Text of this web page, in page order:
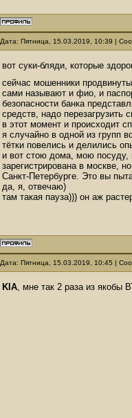
Дата: Пятница, 15.03.2019, 10:39 |
вот суки-бляди, которые
сейчас мошенники
сами называют и фио, и
безопасности банка
средств, надо перезагрузить
в этот момент и происходит
я случайно в одной из групп
тётки повелись и делились
и вот стою дома, мою посуду,
зарегистрирована в москве,
Санкт-Петербурге. Это вы
да, я, отвечаю)
там такая пауза))) он аж
Дата: Пятница, 15.03.2019, 10:45 |
KIA , мне так 2 раза из